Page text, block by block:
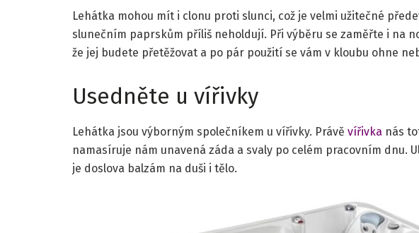
Lehátka mohou mít i clonu proti slunci, což je velmi užitečné
slunečním paprskům příliš neholdují. Při výběru se zaměřte i na
že jej budete přetěžovat a po pár použití se vám v kloubu ohne
Usedněte u vířivky
Lehátka jsou výborným společníkem u vířivky. Právě vířivka nás
namasíruje nám unavená záda a svaly po celém pracovním dnu.
je doslova balzám na duši i tělo.